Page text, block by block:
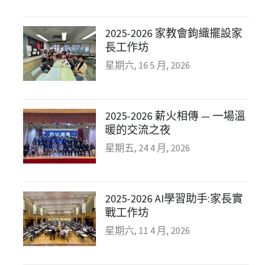
2025-2026 家教會鉤織擺設家
長工作坊
星期六, 16 5 月, 2026
2025-2026 薪火相傳 — 一場溫
暖的交流之夜
星期五, 24 4 月, 2026
2025-2026 AI學習助手:家長實
戰工作坊
星期六, 11 4 月, 2026